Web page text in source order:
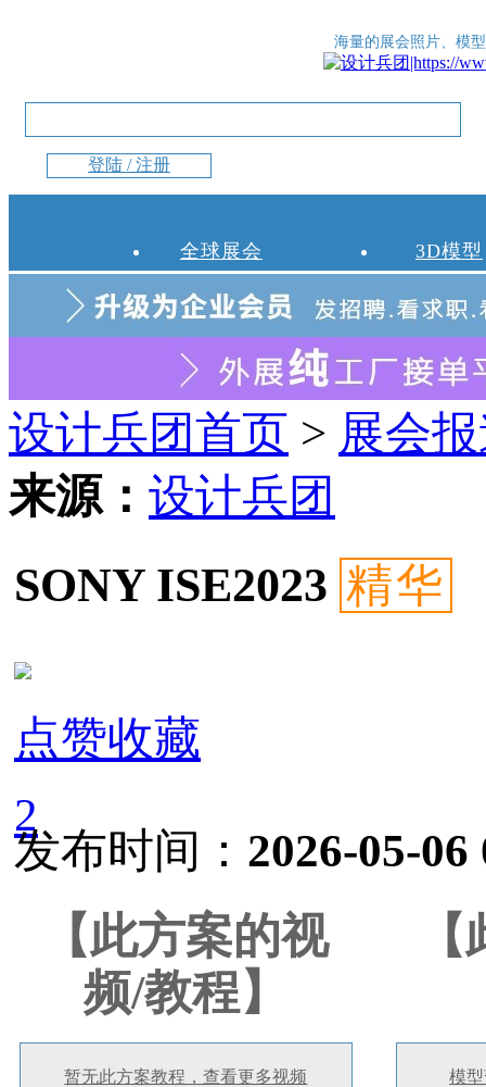
海量的展会照片、模
登陆 / 注册
全球展会 3D模型
设计兵团首页 > 展会
来源： 设计兵团
SONY ISE2023 精华
点赞收藏
2
发布时间： 2026-05-06
【此方案的视
频/教程】
暂无此方案教程，查看更多视频 模